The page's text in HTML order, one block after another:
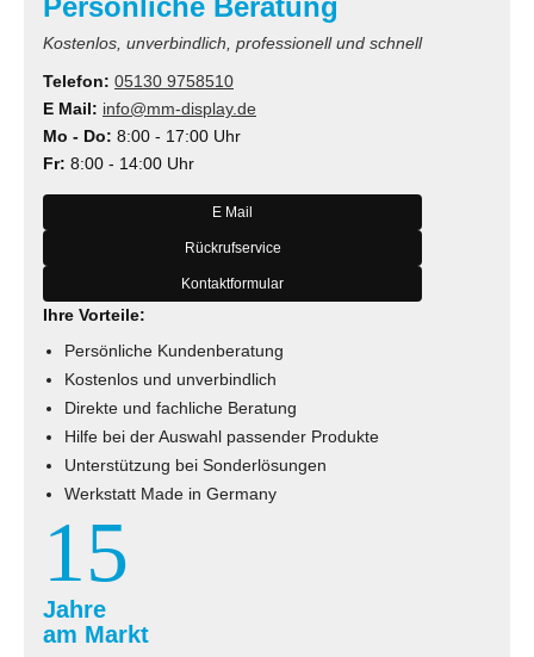
Persönliche Beratung
Kostenlos, unverbindlich, professionell und schnell
Telefon: 05130 9758510
E Mail: info@mm-display.de
Mo - Do: 8:00 - 17:00 Uhr
Fr: 8:00 - 14:00 Uhr
E Mail
Rückrufservice
Kontaktformular
Ihre Vorteile:
Persönliche Kundenberatung
Kostenlos und unverbindlich
Direkte und fachliche Beratung
Hilfe bei der Auswahl passender Produkte
Unterstützung bei Sonderlösungen
Werkstatt Made in Germany
15
Jahre
am Markt